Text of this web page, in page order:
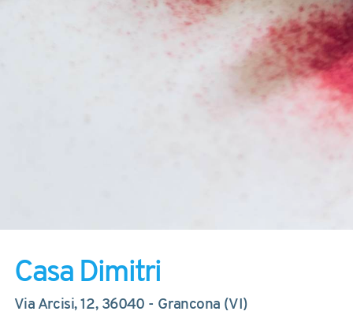
Casa Dimitri
Via Arcisi, 12, 36040 - Grancona (VI)